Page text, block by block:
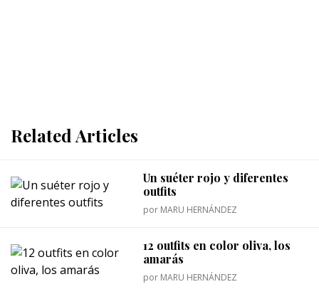
Related Articles
Un suéter rojo y diferentes
outfits
por MARU HERNÁNDEZ
12 outfits en color oliva, los
amarás
por MARU HERNÁNDEZ